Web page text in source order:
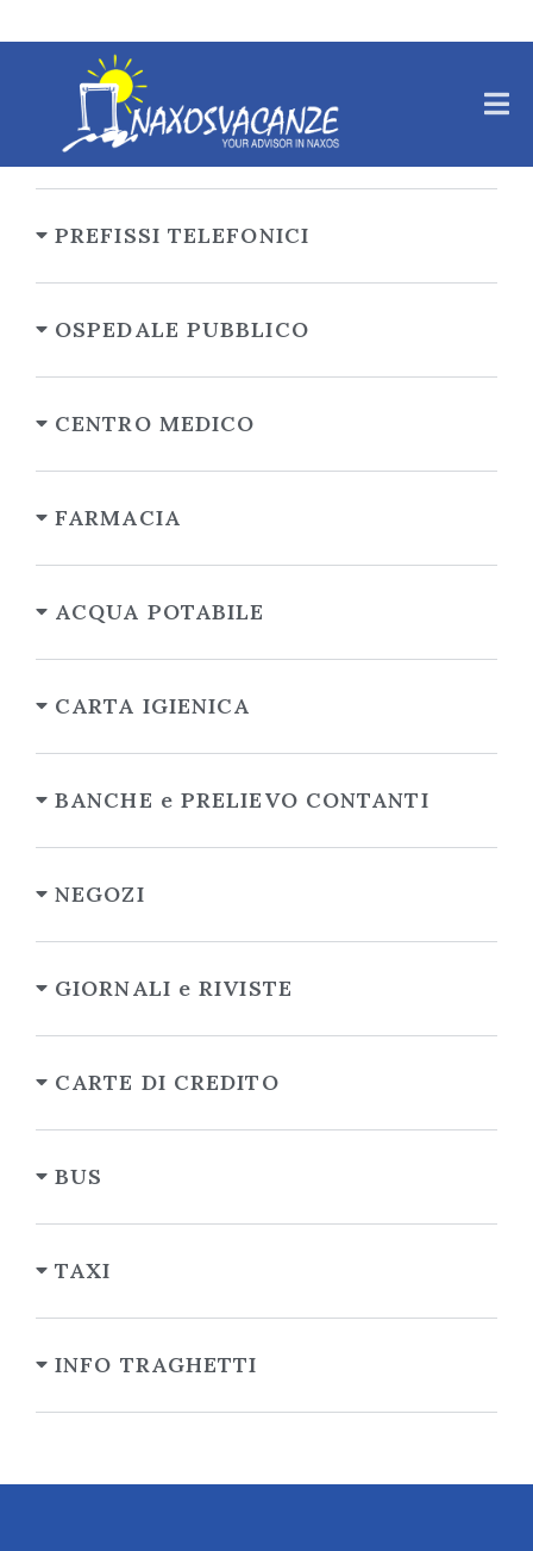
NAXOSVACANZE
PREFISSI TELEFONICI
OSPEDALE PUBBLICO
CENTRO MEDICO
FARMACIA
ACQUA POTABILE
CARTA IGIENICA
BANCHE e PRELIEVO CONTANTI
NEGOZI
GIORNALI e RIVISTE
CARTE DI CREDITO
BUS
TAXI
INFO TRAGHETTI